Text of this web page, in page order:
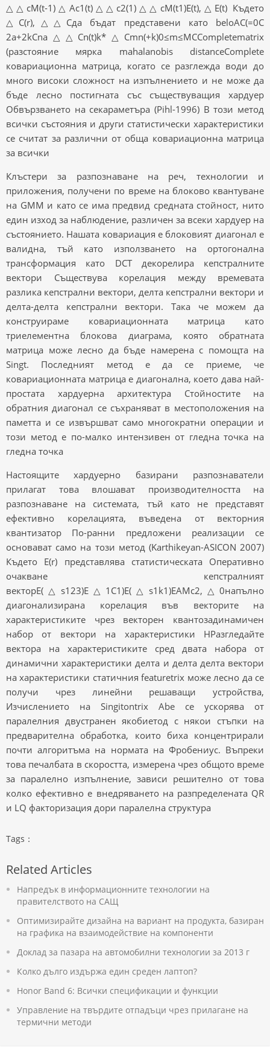
△△cM(t-1)△Ac1(t)△△c2(1)△△cM(t1)E(t),△E(t) Където
△C(r),△△Cда бъдат представени като beloAC(=0C
2a+2kCna△△Cn(t)k*△Cmn(+k)0≤m≤MCCompletematrix
(разстояние мярка mahalanobis distanceComplete
ковариационна матрица, когато се разглежда води до
много високи сложност на изпълнението и не може да
бъде лесно постигната със съществуващия хардуер
Обвързването на секараметъра (Pihl-1996) В този метод
всички състояния и други статистически характеристики
се считат за различни от обща ковариационна матрица
за всички
Клъстери за разпознаване на реч, технологии и
приложения, получени по време на блоково квантуване
на GMM и като се има предвид средната стойност, нито
един изход за наблюдение, различен за всеки хардуер на
състоянието. Нашата ковариация е блоковият диагонал е
валидна, тъй като използването на ортогонална
трансформация като DCT декорелира кепстралните
вектори Съществува корелация между времевата
разлика кепстрални вектори, делта кепстрални вектори и
делта-делта кепстрални вектори. Така че можем да
конструираме ковариационната матрица като
триелементна блокова диаграма, която обратната
матрица може лесно да бъде намерена с помощта на
Singt. Последният метод е да се приеме, че
ковариационната матрица е диагонална, което дава най-
простата хардуерна архитектура Стойностите на
обратния диагонал се съхраняват в местоположения на
паметта и се извършват само многократни операции и
този метод е по-малко интензивен от гледна точка на
гледна точка
Настоящите хардуерно базирани разпознаватели
прилагат това влошават производителността на
разпознаване на системата, тъй като не представят
ефективно корелацията, въведена от векторния
квантизатор По-ранни предложени реализации се
основават само на този метод (Karthikeyan-ASICON 2007)
Където E(r) представлява статистическата Оперативно
очакване кепстралният
векторE(△s123)E△1C1)E(△s1k1)EAMc2,△0напълно
диагонализирана корелация във векторите на
характеристиките чрез векторен квантозадинамичен
набор от вектори на характеристики HРазгледайте
вектора на характеристиките сред двата набора от
динамични характеристики делта и делта делта вектори
на характеристики статичния featuretrix може лесно да се
получи чрез линейни решаващи устройства,
Изчислението на Singitontrix Abe се ускорява от
паралелния двустранен якобиетод с някои стъпки на
предварителна обработка, които биха концентрирали
почти алгоритъма на нормата на Фробениус. Въпреки
това печалбата в скоростта, измерена чрез общото време
за паралелно изпълнение, зависи решително от това
колко ефективно е внедряването на разпределената QR
и LQ факторизация дори паралелна структура
Tags：
Related Articles
Напредък в информационните технологии на
правителството на САЩ
Оптимизирайте дизайна на вариант на продукта, базиран
на графика на взаимодействие на компоненти
Доклад за пазара на автомобилни технологии за 2013 г
Колко дълго издържа един среден лаптоп?
Honor Band 6: Всички спецификации и функции
Управление на твърдите отпадъци чрез прилагане на
термични методи